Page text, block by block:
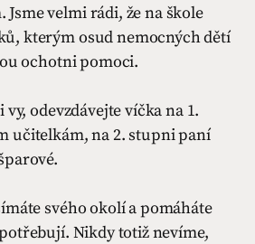
velmi rádi, že na škole
kterým osud nemocných dětí
ochotni pomoci.
odevzdávejte víčka na 1.
učitelkám, na 2. stupni paní
svého okolí a pomáháte
Nikdy totiž nevíme,